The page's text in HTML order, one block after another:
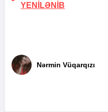
YENİLƏNİB
Nərmin Vüqarqızı